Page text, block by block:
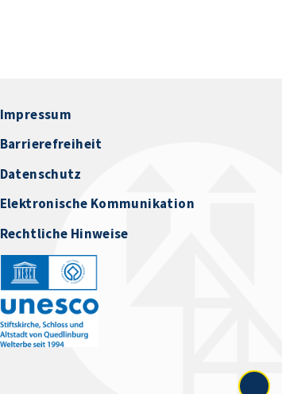
Impressum
Barrierefreiheit
Datenschutz
Elektronische Kommunikation
Rechtliche Hinweise